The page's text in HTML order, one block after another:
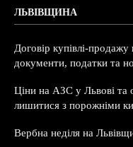
ЛЬВІВЩИНА
Договір купівлі-
документи, податки та
Ціни на АЗС у Львові та
лишитися з порожніми
Вербна неділя на